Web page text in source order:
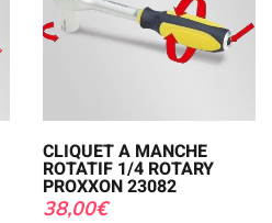
CLIQUET A MANCHE
ROTATIF 1/4 ROTARY
PROXXON 23082
38,00€